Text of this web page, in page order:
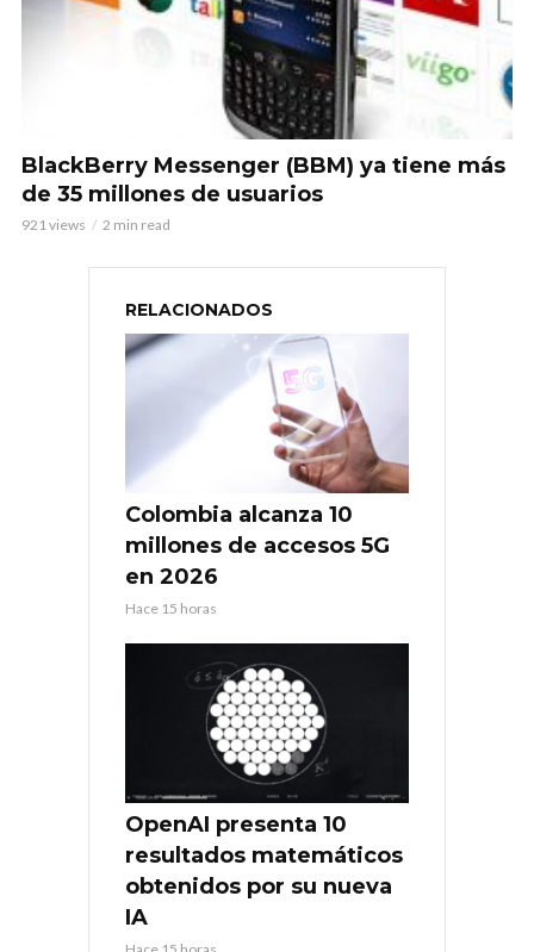
BlackBerry Messenger (BBM) ya tiene más
de 35 millones de usuarios
921 views 2 min read
RELACIONADOS
Colombia alcanza 10
millones de accesos 5G
en 2026
Hace 15 horas
OpenAI presenta 10
resultados matemáticos
obtenidos por su nueva
IA